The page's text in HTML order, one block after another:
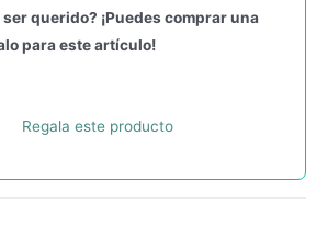
ser querido? ¡Puedes comprar una
para este artículo!
Regala este producto